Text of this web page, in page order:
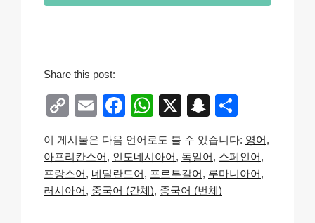
Share this post:
C
o
p
y
Li
E
m
ail
F
a
c
e
b
W
at
s
A
X
S
a
p
c
ar
e
이 게시물은 다음 언어로도 볼 수 있습니다: 영어
아프리칸스어
인도네시아어 독일어
스페인어
프랑스어
네덜란드어 포르투갈어
루마니아어
러시아어
중국어 (간체) 중국어 (번체)